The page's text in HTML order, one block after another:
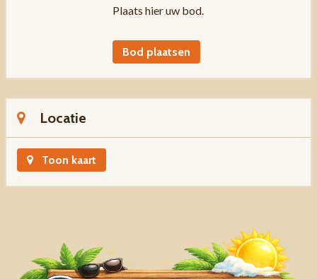
Plaats hier uw bod.
Bod plaatsen
Locatie
Toon kaart